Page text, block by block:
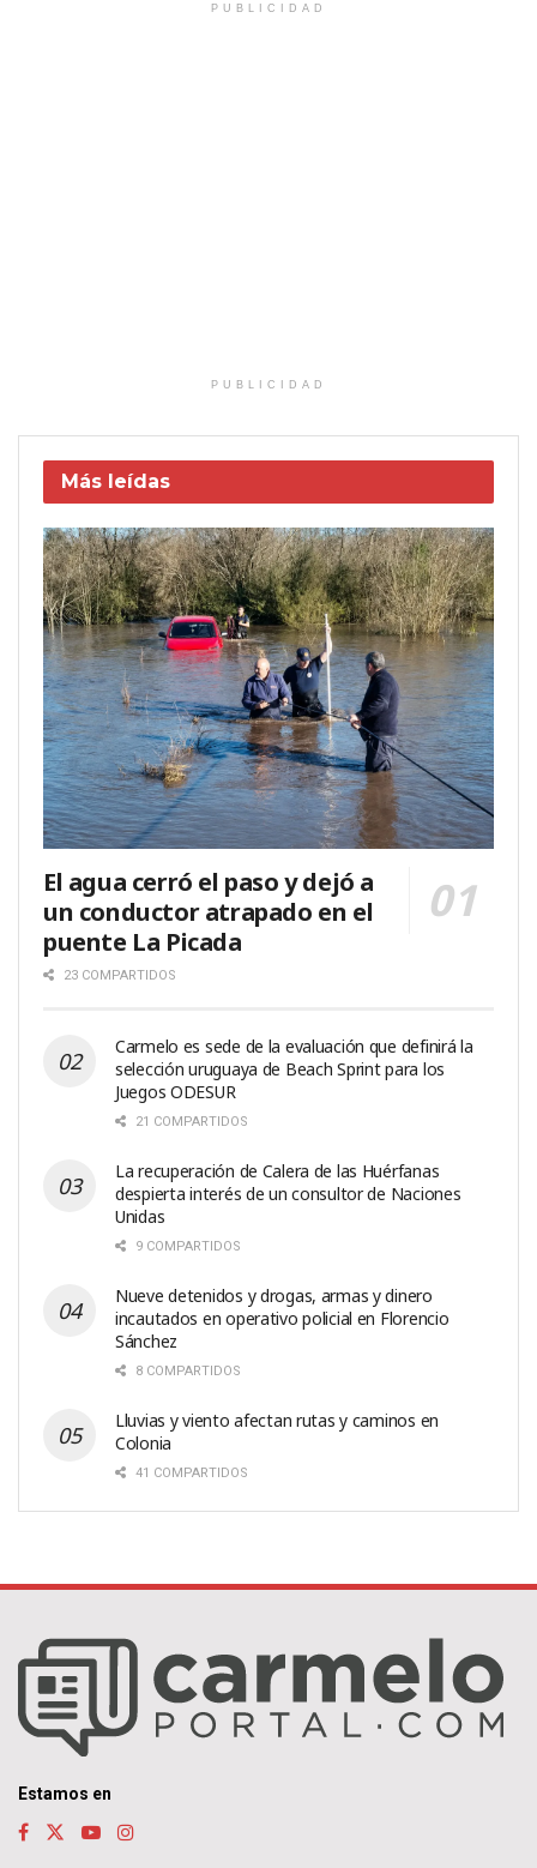
PUBLICIDAD
PUBLICIDAD
Más leídas
El agua cerró el paso y dejó a
un conductor atrapado en el
puente La Picada
23 COMPARTIDOS
Carmelo es sede de la evaluación que definirá la
selección uruguaya de Beach Sprint para los
Juegos ODESUR
21 COMPARTIDOS
La recuperación de Calera de las Huérfanas
despierta interés de un consultor de Naciones
Unidas
9 COMPARTIDOS
Nueve detenidos y drogas, armas y dinero
incautados en operativo policial en Florencio
Sánchez
8 COMPARTIDOS
Lluvias y viento afectan rutas y caminos en
Colonia
41 COMPARTIDOS
Estamos en